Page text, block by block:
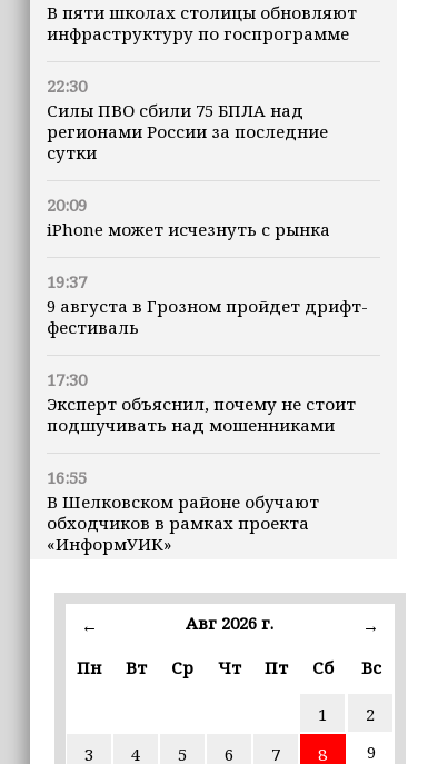
В пяти школах столицы обновляют
инфраструктуру по госпрограмме
22:30
Силы ПВО сбили 75 БПЛА над
регионами России за последние
сутки
20:09
iPhone может исчезнуть с рынка
19:37
9 августа в Грозном пройдет дрифт-
фестиваль
17:30
Эксперт объяснил, почему не стоит
подшучивать над мошенниками
16:55
В Шелковском районе обучают
обходчиков в рамках проекта
«ИнформУИК»
16:55
Умар Даудов награжден Орденом
мужества для воспитанников
← Авг 2026 г.
→
Пн
Вт Ср Чт Пт Сб Вс
1
2
3
4 5 6 7 8
9